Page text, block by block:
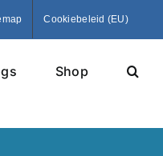
Cookiebeleid (EU)
Shop